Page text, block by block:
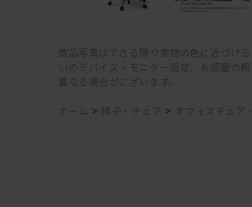
商品写真はできる限り実物の色に近づけ
いのデバイス・モニター設定、お部屋の
異なる場合がございます。
ホーム > 椅子・チェア > オフィスチェア